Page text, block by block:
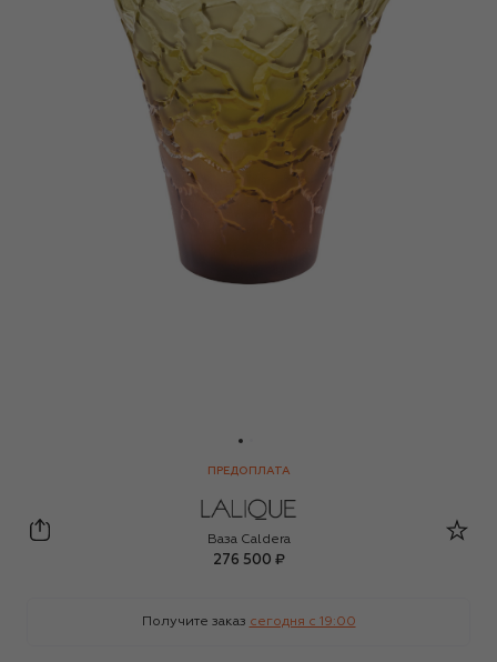
ПРЕДОПЛАТА
Lalique
Ваза Caldera
276 500 ₽
Получите заказ сегодня c 19:00